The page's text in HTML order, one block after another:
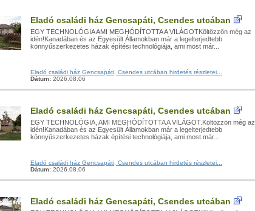
Eladó családi ház Gencsapáti, Csendes utcában
EGY TECHNOLÓGIA AMI MEGHÓDÍTOTTA A VILÁGOTKöltözzön még az
idén!Kanadában és az Egyesült Államokban már a legelterjedtebb
könnyűszerkezetes házak építési technológiája, ami most már...
Eladó családi ház Gencsapáti, Csendes utcában hirdetés részletei...
Dátum: 2026.08.06
Eladó családi ház Gencsapáti, Csendes utcában
EGY TECHNOLÓGIA, AMI MEGHÓDÍTOTTA A VILÁGOT.Költözzön még az
idén!Kanadában és az Egyesült Államokban már a legelterjedtebb
könnyűszerkezetes házak építési technológiája, ami most már...
Eladó családi ház Gencsapáti, Csendes utcában hirdetés részletei...
Dátum: 2026.08.06
Eladó családi ház Gencsapáti, Csendes utcában